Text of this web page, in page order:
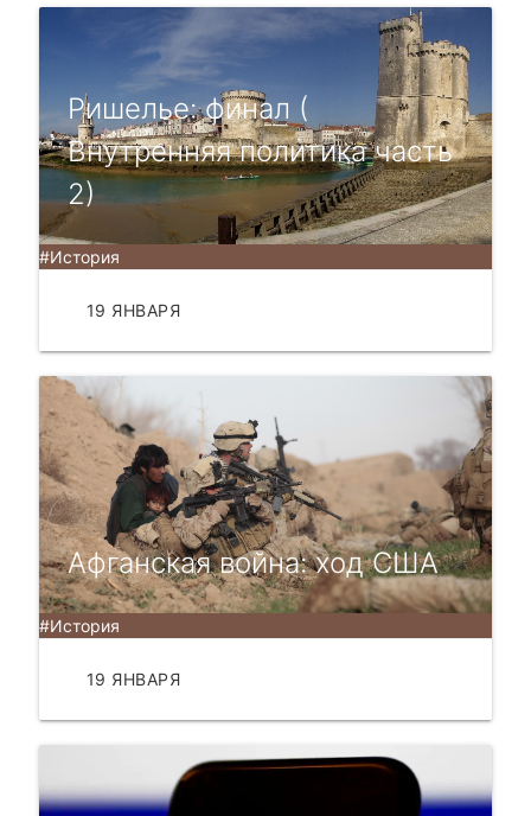
Ришелье: финал (
Внутренняя политика часть
2)
#История
19 ЯНВАРЯ
Афганская война: ход США
#История
19 ЯНВАРЯ